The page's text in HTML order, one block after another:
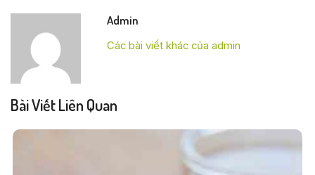
Admin
Các bài viết khác của admin
Bài Viết Liên Quan